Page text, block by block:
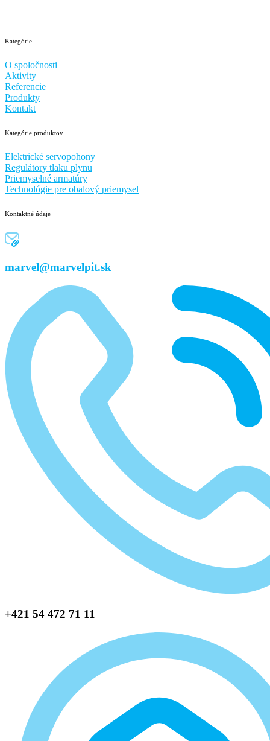
Kategórie
O spoločnosti
Aktivity
Referencie
Produkty
Kontakt
Kategórie produktov
Elektrické servopohony
Regulátory tlaku plynu
Priemyselné armatúry
Technológie pre obalový priemysel
Kontaktné údaje
marvel@marvelpit.sk
+421 54 472 71 11